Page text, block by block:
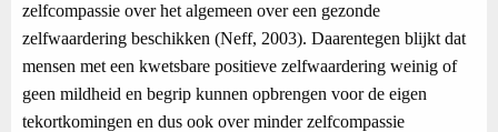
zelfcompassie over het algemeen over een gezonde
zelfwaardering beschikken (Neff, 2003). Daarentegen blijkt dat
mensen met een kwetsbare positieve zelfwaardering weinig of
geen mildheid en begrip kunnen opbrengen voor de eigen
tekortkomingen en dus ook over minder zelfcompassie